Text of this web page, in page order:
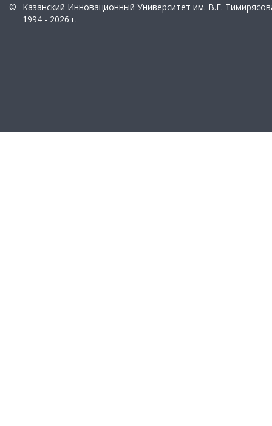
©
Казанский Инновационный Университет им. В.Г.
1994 - 2026 г.